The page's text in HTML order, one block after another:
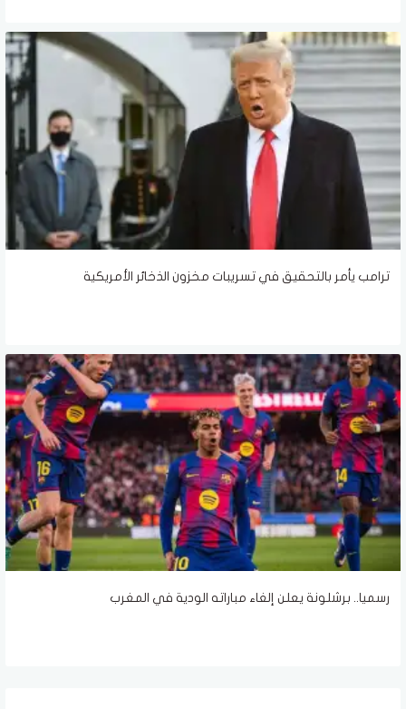
ترامب يأمر بالتحقيق في تسريبات مخزون الذخائر الأمريكية
رسميا.. برشلونة يعلن إلغاء مباراته الودية في المغرب